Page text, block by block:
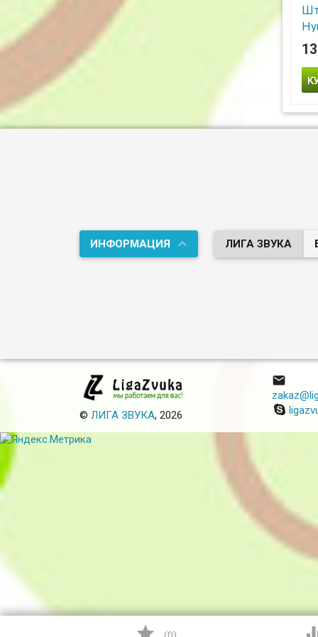
ИНФОРМАЦИЯ ЛИГА ЗВУКА
©ЛИГА ЗВУКА, 2026
